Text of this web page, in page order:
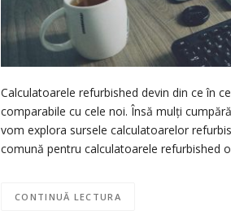
Calculatoarele refurbished devin din ce în
comparabile cu cele noi. Însă mulți
vom explora sursele calculatoarelor
comună pentru calculatoarele refurbished
CONTINUĂ LECTURA